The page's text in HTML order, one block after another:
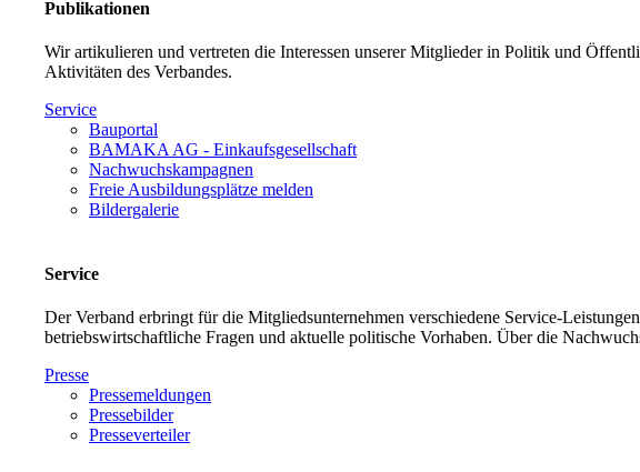
Publikationen
Wir artikulieren und vertreten die Interessen unserer Mitglieder in Politik und
Aktivitäten des Verbandes.
Service
Bauportal
BAMAKA AG - Einkaufsgesellschaft
Nachwuchskampagnen
Freie Ausbildungsplätze melden
Bildergalerie
Service
Der Verband erbringt für die Mitgliedsunternehmen verschiedene Service-
betriebswirtschaftliche Fragen und aktuelle politische Vorhaben. Über die
Presse
Pressemeldungen
Pressebilder
Presseverteiler